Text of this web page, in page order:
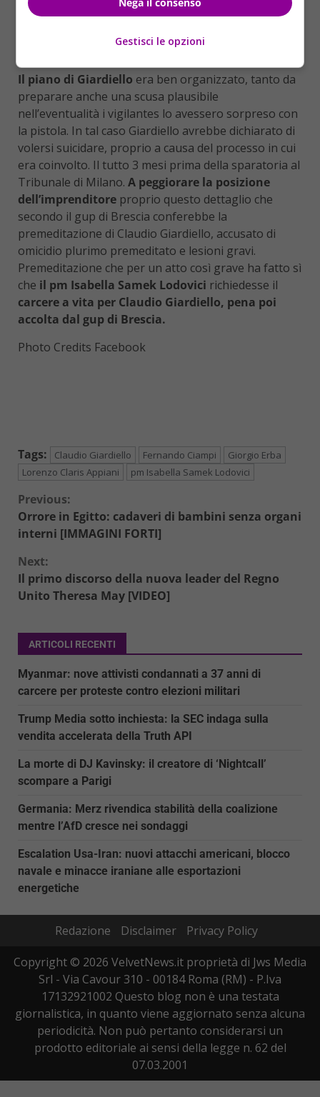
Il piano di Giardiello era ben organizzato, tanto da
preparare anche una scusa plausibile
nell’eventualità i vigilantes lo avessero sorpreso con
la pistola. In tal caso Giardiello avrebbe dichiarato di
volersi suicidare, proprio a causa del processo in cui
era coinvolto. Il tutto 3 mesi prima della sparatoria al
Tribunale di Milano. A peggiorare la posizione
dell’imprenditore proprio questo dettaglio che
secondo il gup di Brescia conferebbe la
premeditazione di Claudio Giardiello, accusato di
omicidio plurimo premeditato e lesioni gravi.
Premeditazione che per un atto così grave ha fatto sì
che il pm Isabella Samek Lodovici richiedesse il
carcere a vita per Claudio Giardiello, pena poi
accolta dal gup di Brescia.
Photo Credits Facebook
Tags: Claudio Giardiello Fernando Ciampi
Giorgio Erba
Lorenzo Claris Appiani
pm Isabella Samek Lodovici
Continue
Reading
Previous:
Orrore in Egitto: cadaveri di bambini senza organi
interni [IMMAGINI FORTI]
Next:
Il primo discorso della nuova leader del Regno
Unito Theresa May [VIDEO]
ARTICOLI RECENTI
Myanmar: nove attivisti condannati a 37 anni di
carcere per proteste contro elezioni militari
Trump Media sotto inchiesta: la SEC indaga sulla
vendita accelerata della Truth API
La morte di DJ Kavinsky: il creatore di ‘Nightcall’
scompare a Parigi
Germania: Merz rivendica stabilità della coalizione
mentre l’AfD cresce nei sondaggi
Escalation Usa-Iran: nuovi attacchi americani, blocco
navale e minacce iraniane alle esportazioni
energetiche
Redazione Disclaimer
Privacy Policy
Copyright © 2026 VelvetNews.it proprietà di Jws Media
Srl - Via Cavour 310 - 00184 Roma (RM) - P.Iva
17132921002 Questo blog non è una testata
giornalistica, in quanto viene aggiornato senza alcuna
periodicità. Non può pertanto considerarsi un
prodotto editoriale ai sensi della legge n. 62 del
07.03.2001
Gestisci le opzioni